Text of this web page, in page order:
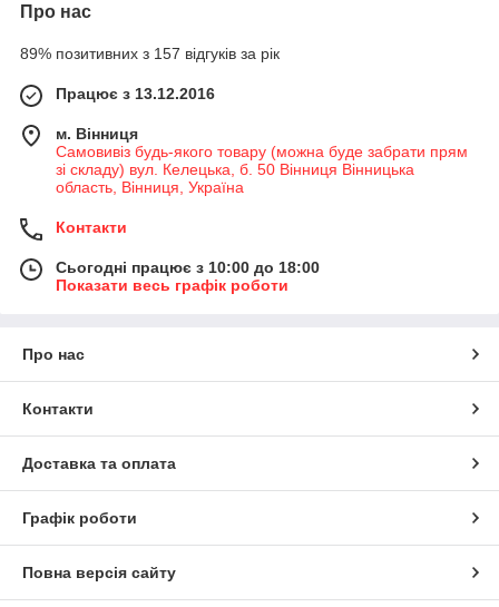
Про нас
89% позитивних з 157 відгуків за рік
Працює з 13.12.2016
м. Вінниця
Самовивіз будь-якого товару (можна буде забрати прям
зі складу) вул. Келецька, б. 50 Вінниця Вінницька
область, Вінниця, Україна
Контакти
Сьогодні працює з 10:00 до 18:00
Показати весь графік роботи
Про нас
Контакти
Доставка та оплата
Графік роботи
Повна версія сайту